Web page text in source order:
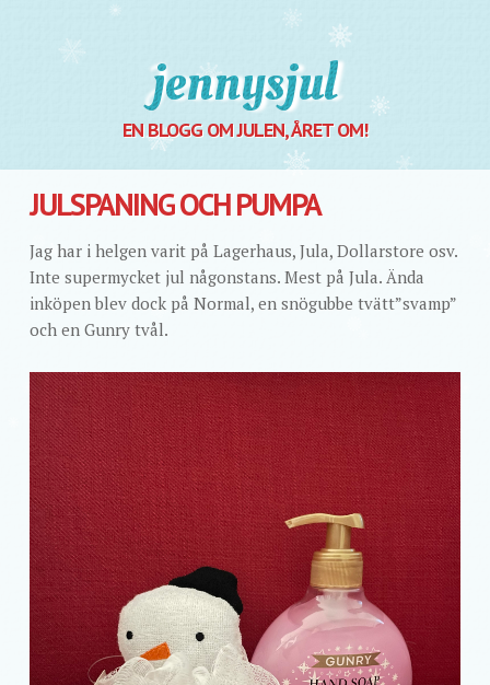
Jennysjul
EN BLOGG OM JULEN, ÅRET OM!
JULSPANING OCH PUMPA
Jag har i helgen varit på Lagerhaus, Jula, Dollarstore osv.
Inte supermycket jul någonstans. Mest på Jula. Ända
inköpen blev dock på Normal, en snögubbe tvätt”svamp”
och en Gunry tvål.